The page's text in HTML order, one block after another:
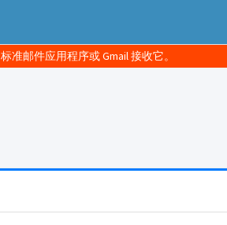
邮件应用程序或 Gmail 接收它。